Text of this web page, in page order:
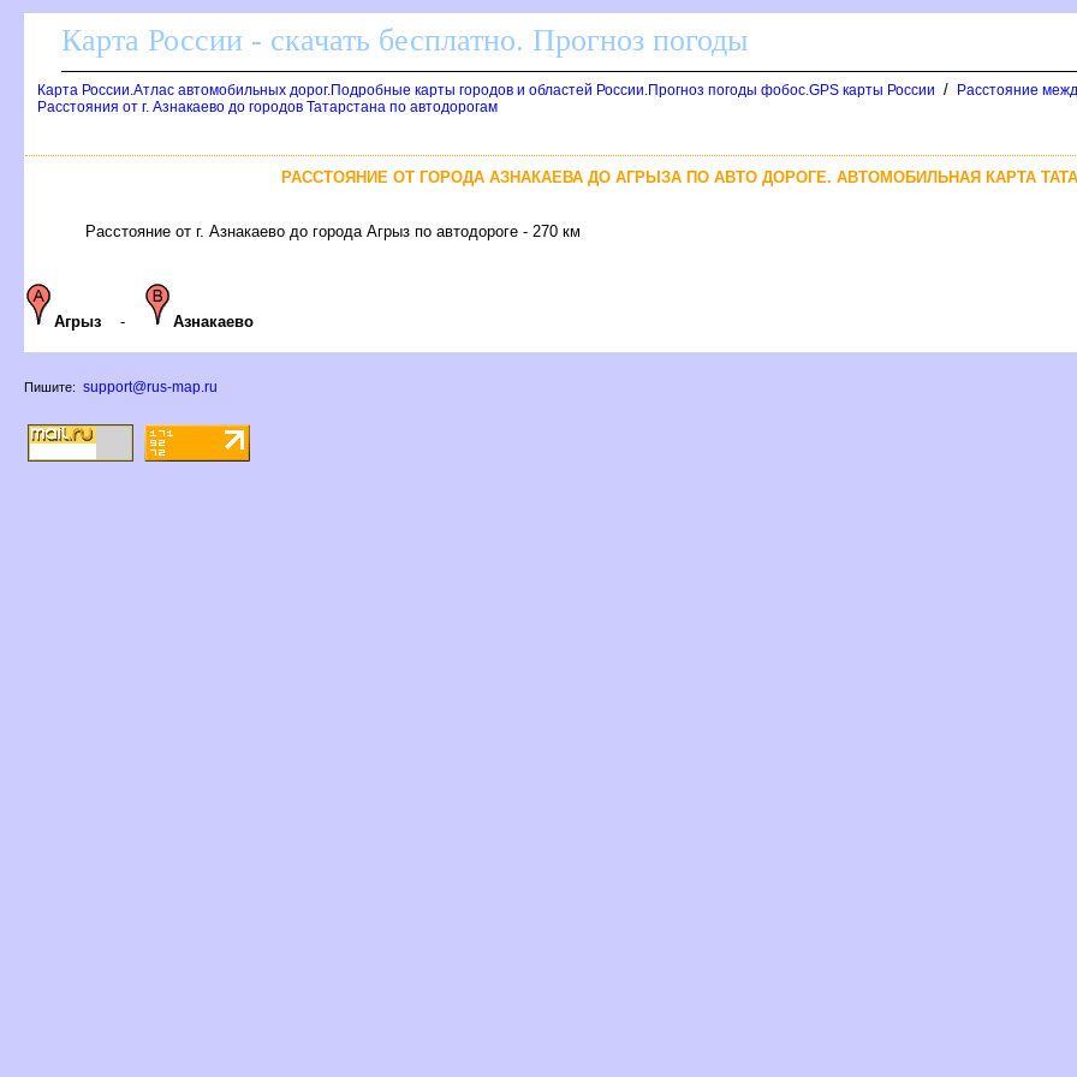
Карта России - скачать бесплатно. Прогноз погоды
Карта России.Атлас автомобильных дорог.Подробные карты городов и областей России.Прогноз погоды фобос.GPS карты России / Расстояние
Расстояния от г. Азнакаево до городов Татарстана по автодорогам
РАССТОЯНИЕ ОТ ГОРОДА АЗНАКАЕВА ДО АГРЫЗА ПО АВТО ДОРОГЕ. АВТОМОБИЛЬНАЯ КАРТА
Расстояние от г. Азнакаево до города Агрыз по автодороге - 270 км
Агрыз - Азнакаево
Пишите: support@rus-map.ru